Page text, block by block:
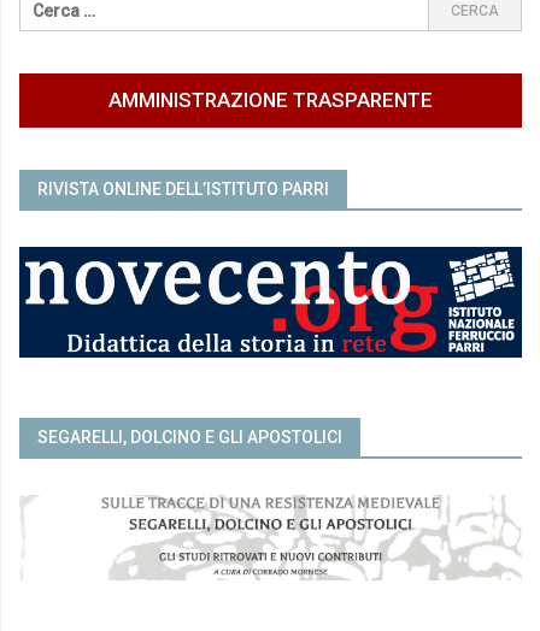
AMMINISTRAZIONE TRASPARENTE
RIVISTA ONLINE DELL’ISTITUTO PARRI
SEGARELLI, DOLCINO E GLI APOSTOLICI